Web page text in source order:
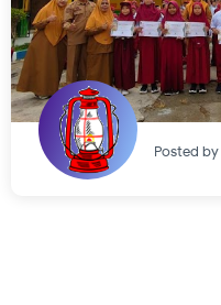
Posted by